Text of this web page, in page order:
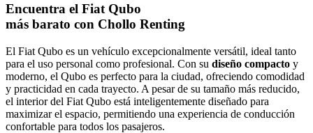
Encuentra el Fiat Qubo
más barato con Chollo Renting
El Fiat Qubo es un vehículo excepcionalmente versátil, ideal tanto
para el uso personal como profesional. Con su diseño compacto y
moderno, el Qubo es perfecto para la ciudad, ofreciendo comodidad
y practicidad en cada trayecto. A pesar de su tamaño más reducido,
el interior del Fiat Qubo está inteligentemente diseñado para
maximizar el espacio, permitiendo una experiencia de conducción
confortable para todos los pasajeros.